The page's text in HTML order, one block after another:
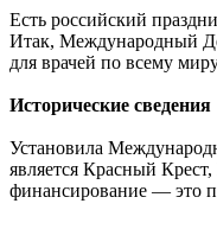
Есть российский
Итак, Международный
для врачей по всему
Исторические сведения
Установила
является Красный
финансирование — это